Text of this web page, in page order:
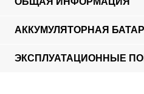
АККУМУЛЯТОРНАЯ
ЭКСПЛУАТАЦИОННЫЕ